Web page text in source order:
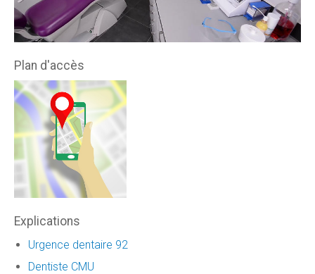
Plan d'accès
Explications
Urgence dentaire 92
Dentiste CMU